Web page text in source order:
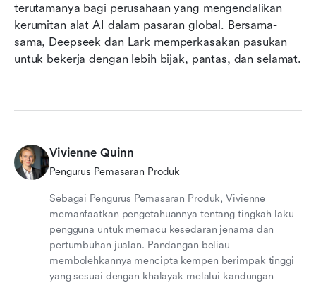
terutamanya bagi perusahaan yang mengendalikan
kerumitan alat AI dalam pasaran global. Bersama-
sama, Deepseek dan Lark memperkasakan pasukan
untuk bekerja dengan lebih bijak, pantas, dan selamat.
Vivienne Quinn
Pengurus Pemasaran Produk
Sebagai Pengurus Pemasaran Produk, Vivienne
memanfaatkan pengetahuannya tentang tingkah laku
pengguna untuk memacu kesedaran jenama dan
pertumbuhan jualan. Pandangan beliau
membolehkannya mencipta kempen berimpak tinggi
yang sesuai dengan khalayak melalui kandungan